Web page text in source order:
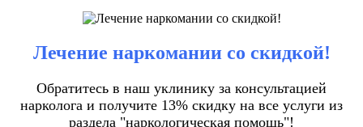
Лечение наркомании со скидкой!
Обратитесь в наш уклинику за консультацией
нарколога и получите 13% скидку на все услуги из
раздела "наркологическая помощь"!